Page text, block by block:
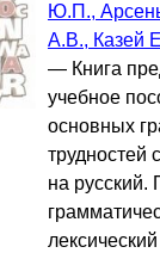
Ю.П.,
А.В., Казей
— Книга
учебное
основных
трудностей
на